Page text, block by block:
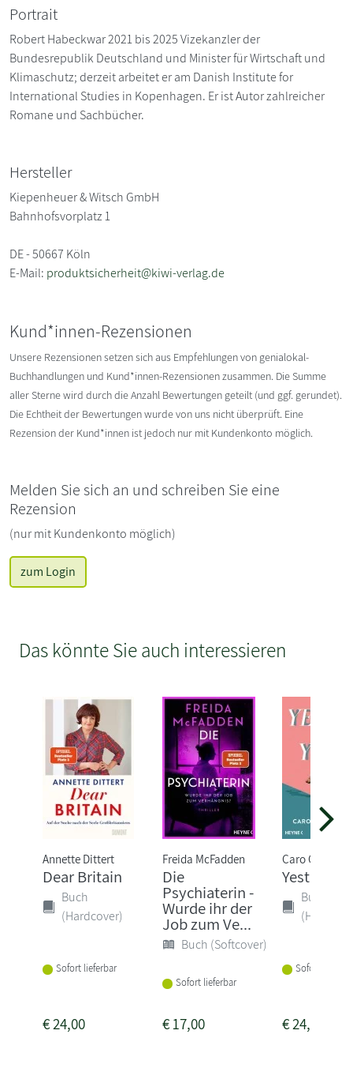
Portrait
Robert Habeckwar 2021 bis 2025 Vizekanzler der
Bundesrepublik Deutschland und Minister für Wirtschaft und
Klimaschutz; derzeit arbeitet er am Danish Institute for
International Studies in Kopenhagen. Er ist Autor zahlreicher
Romane und Sachbücher.
Hersteller
Kiepenheuer & Witsch GmbH
Bahnhofsvorplatz 1
DE - 50667 Köln
E-Mail: produktsicherheit@kiwi-verlag.de
Kund*innen-Rezensionen
Unsere Rezensionen setzen sich aus Empfehlungen von genialokal-
Buchhandlungen und Kund*innen-Rezensionen zusammen. Die Summe
aller Sterne wird durch die Anzahl Bewertungen geteilt (und ggf. gerundet).
Die Echtheit der Bewertungen wurde von uns nicht überprüft. Eine
Rezension der Kund*innen ist jedoch nur mit Kundenkonto möglich.
Melden Sie sich an und schreiben Sie eine
Rezension
(nur mit Kundenkonto möglich)
zum Login
Das könnte Sie auch interessieren
Annette Dittert
Dear Britain
Buch
(Hardcover)
Sofort lieferbar
€24,00
Freida McFadden
Die
Psychiaterin -
Wurde ihr der
Job zum Ve...
Buch (Softcover)
Sofort lieferbar
€17,00
Caro Claire
Yesteryear
Buch
Sofort
€24,00